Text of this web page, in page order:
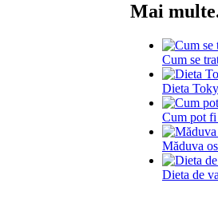
Mai
Cum se
Dieta
Cum pot fi
Măduva
Dieta de